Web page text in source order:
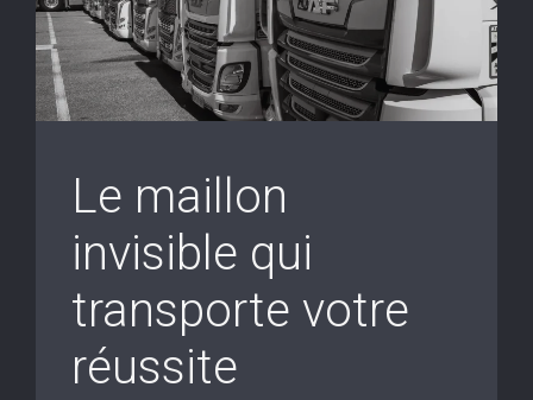
Le maillon
invisible qui
transporte votre
réussite